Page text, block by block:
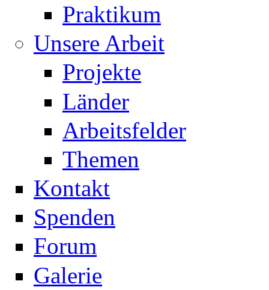
Praktikum
Unsere Arbeit
Projekte
Länder
Arbeitsfelder
Themen
Kontakt
Spenden
Forum
Galerie